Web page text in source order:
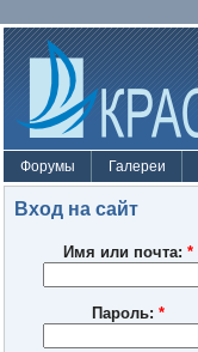
Форумы Галереи
Вход на сайт
Имя или почта:*
Пароль:*